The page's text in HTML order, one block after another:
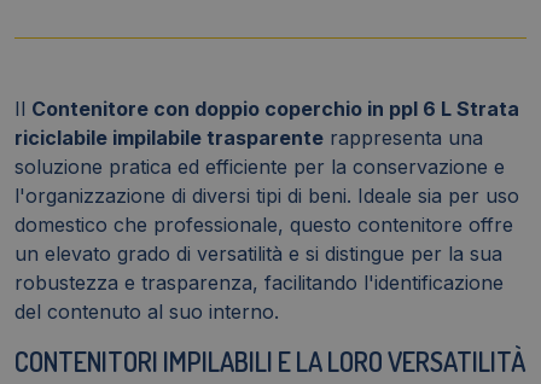
quantità
Il Contenitore con doppio coperchio in ppl 6 L Strata
riciclabile impilabile trasparente rappresenta una
soluzione pratica ed efficiente per la conservazione e
l'organizzazione di diversi tipi di beni. Ideale sia per uso
domestico che professionale, questo contenitore offre
un elevato grado di versatilità e si distingue per la sua
robustezza e trasparenza, facilitando l'identificazione
del contenuto al suo interno.
CONTENITORI IMPILABILI E LA LORO VERSATILITÀ